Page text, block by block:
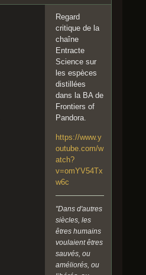
Regard
critique de la
chaîne
Entracte
Science sur
les espèces
distillées
dans la BA de
Frontiers of
Pandora.
https://www.y
outube.com/w
atch?
v=omYV54Tx
w6c
"Dans d'autres
siècles, les
êtres humains
voulaient êtres
sauvés, ou
améliorés, ou